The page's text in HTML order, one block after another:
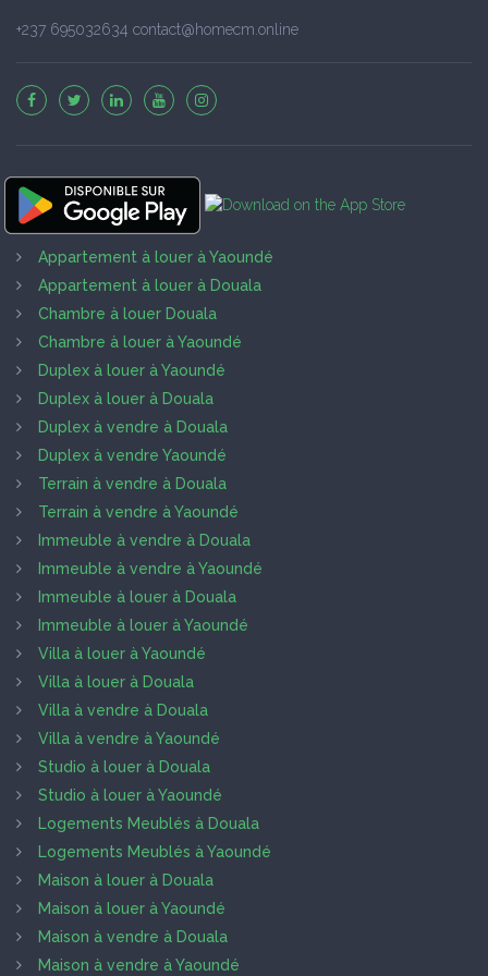
+237 695032634 contact@homecm.online
Appartement à louer à Yaoundé
Appartement à louer à Douala
Chambre à louer Douala
Chambre à louer à Yaoundé
Duplex à louer à Yaoundé
Duplex à louer à Douala
Duplex à vendre à Douala
Duplex à vendre Yaoundé
Terrain à vendre à Douala
Terrain à vendre à Yaoundé
Immeuble à vendre à Douala
Immeuble à vendre à Yaoundé
Immeuble à louer à Douala
Immeuble à louer à Yaoundé
Villa à louer à Yaoundé
Villa à louer à Douala
Villa à vendre à Douala
Villa à vendre à Yaoundé
Studio à louer à Douala
Studio à louer à Yaoundé
Logements Meublés à Douala
Logements Meublés à Yaoundé
Maison à louer à Douala
Maison à louer à Yaoundé
Maison à vendre à Douala
Maison à vendre à Yaoundé